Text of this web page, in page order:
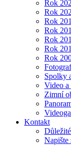
Rok
Rok
Rok
Rok
Rok
Rok
Rok
Spolky
Video a
Zimní
Kontakt
Napište